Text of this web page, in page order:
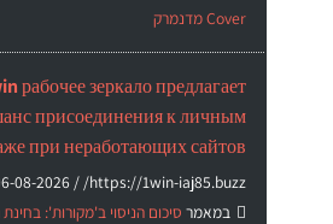
Cover מדנמרק
рабочее зеркало предлагает
присоединения к личным
при неработающих сайтов.
https://1win-iaj85.buzz/ /
08-2026
במאמר